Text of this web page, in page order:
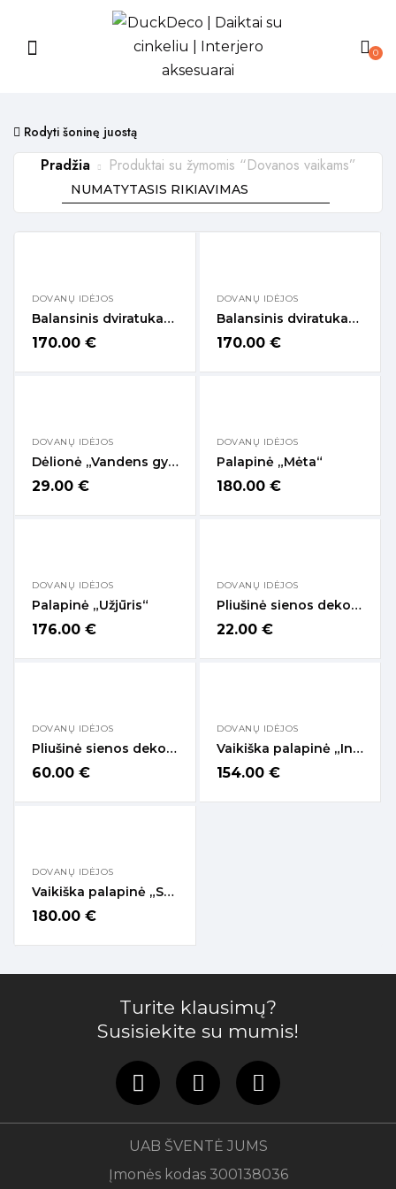
0
Rodyti šoninę juostą
Pradžia Produktai su žymomis “Dovanos vaikams”
DOVANŲ IDĖJOS
Balansinis dviratukas „Mėlynas“
170.00 €
DOVANŲ IDĖJOS
Balansinis dviratukas „Rožinis“
170.00 €
DOVANŲ IDĖJOS
Dėlionė „Vandens gyvūnai“
29.00 €
DOVANŲ IDĖJOS
Palapinė „Mėta“
180.00 €
DOVANŲ IDĖJOS
Palapinė „Užjūris“
176.00 €
DOVANŲ IDĖJOS
Pliušinė sienos dekoracija – Avytė 14 cm
22.00 €
DOVANŲ IDĖJOS
Pliušinė sienos dekoracija – Avytė 40 cm
60.00 €
DOVANŲ IDĖJOS
Vaikiška palapinė „Indėnai“
154.00 €
DOVANŲ IDĖJOS
Vaikiška palapinė „Svajonė“
180.00 €
Turite klausimų?
Susisiekite su mumis!
UAB ŠVENTĖ JUMS
Įmonės kodas 300138036